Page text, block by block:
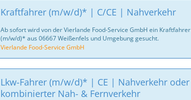
Kraftfahrer (m/w/d)* | C/CE | Nahverkehr
Ab sofort wird von der Vierlande Food-Service GmbH ein Kraftfahrer
(m/w/d)* aus 06667 Weißenfels und Umgebung gesucht.
Vierlande Food-Service GmbH
Lkw-Fahrer (m/w/d)* | CE | Nahverkehr oder
kombinierter Nah- & Fernverkehr